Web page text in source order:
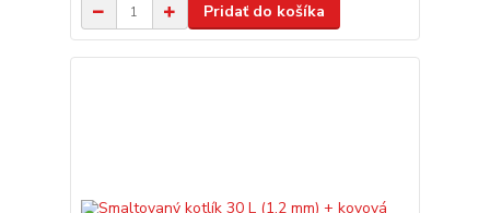
Pridať do košíka